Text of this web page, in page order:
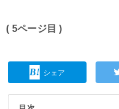
( 5ページ目 )
シェア